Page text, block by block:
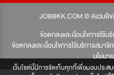
เว็บไซต์นี้มีการจัดเก็บคุกกี้เพื่อมอบประส
JOBBKK.COM © สงวนลิ
ข้อตกลงและเงื่อนไขการใช้
ข้อตกลงและเงื่อนไขการใช้บริการสมา
นโยบา